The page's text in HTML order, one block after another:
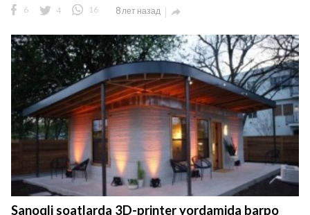
6 4 16 8 лет назад 
Sanoqli soatlarda 3D-printer yordamida barpo